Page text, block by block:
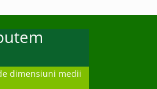
dimensiuni medii